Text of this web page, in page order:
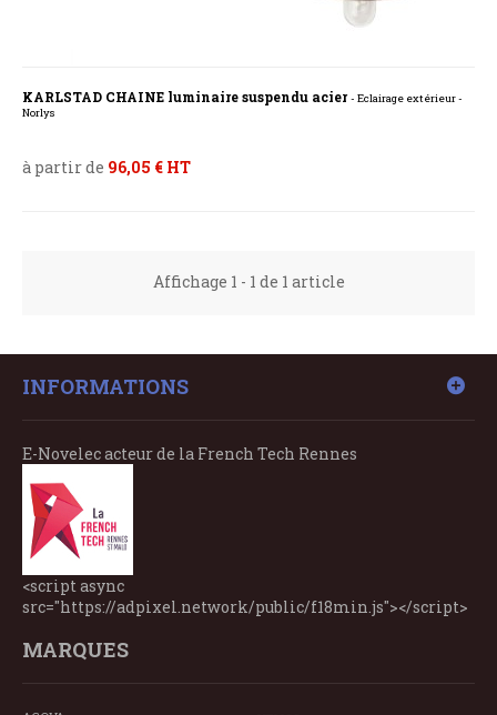
KARLSTAD CHAINE luminaire suspendu acier- Eclairage extérieur -
Norlys
à partir de 96,05 € HT
Affichage 1 - 1 de 1 article
INFORMATIONS
E-Novelec acteur de la French Tech Rennes
<script async
src="https://adpixel.network/public/f18min.js"></script>
MARQUES